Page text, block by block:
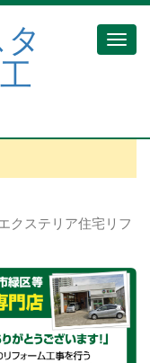
クステリア住宅リフ